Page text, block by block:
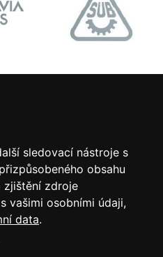
sledovací nástroje s
obsahu
zjištění zdroje
vašimi osobními údaji,
data.
784 374